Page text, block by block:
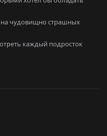
на чудовищно страшных
каждый подросток